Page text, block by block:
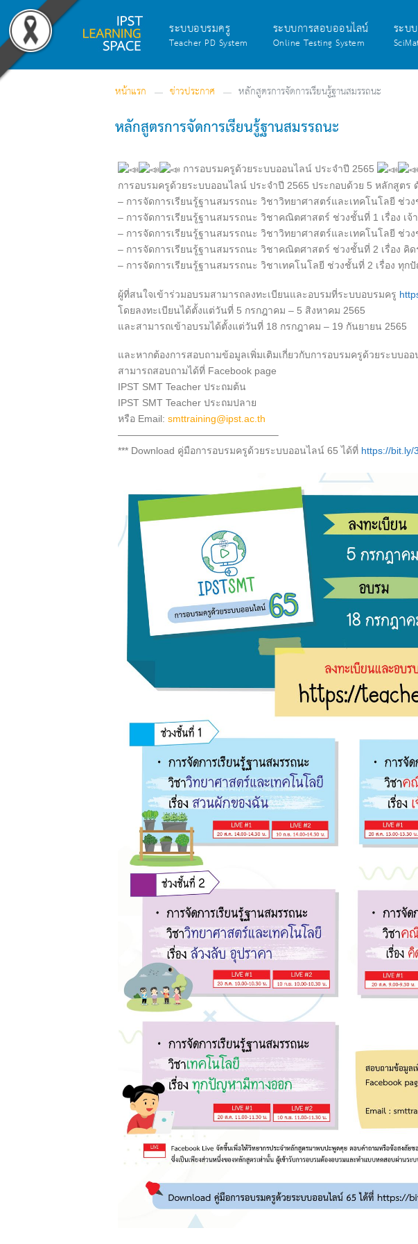
ระบบอบรมครู
Teacher PD System
ระบบการสอบออนไลน์
Online Testing System
ระบ
หน้าแรก ข่าวประกาศ หลักสูตรการจัดการเรียนรู้ฐานสมรรถนะ
หลักสูตรการจัดการเรียนรู้ฐานสมรรถนะ
การอบรมครูด้วยระบบออนไลน์ ประจำปี 2565
การอบรมครูด้วยระบบออนไลน์ ประจำปี 2565 ประกอบด้วย 5 หลักสูตร
– การจัดการเรียนรู้ฐานสมรรถนะ วิชาวิทยาศาสตร์และเทคโนโลยี ช่ว
– การจัดการเรียนรู้ฐานสมรรถนะ วิชาคณิตศาสตร์ ช่วงชั้นที่ 1 เรื่อง เจ้
– การจัดการเรียนรู้ฐานสมรรถนะ วิชาวิทยาศาสตร์และเทคโนโลยี ช่ว
– การจัดการเรียนรู้ฐานสมรรถนะ วิชาคณิตศาสตร์ ช่วงชั้นที่ 2 เรื่อง คิ
– การจัดการเรียนรู้ฐานสมรรถนะ วิชาเทคโนโลยี ช่วงชั้นที่ 2 เรื่อง ทุก
ผู้ที่สนใจเข้าร่วมอบรมสามารถลงทะเบียนและอบรมที่ระบบอบรมครู
โดยลงทะเบียนได้ตั้งแต่วันที่ 5 กรกฎาคม – 5 สิงหาคม 2565
และสามารถเข้าอบรมได้ตั้งแต่วันที่ 18 กรกฎาคม – 19 กันยายน 2565
และหากต้องการสอบถามข้อมูลเพิ่มเติมเกี่ยวกับการอบรมครูด้วยระบบอ
สามารถสอบถามได้ที่ Facebook page
IPST SMT Teacher ประถมต้น
IPST SMT Teacher ประถมปลาย
หรือ Email: smttraining@ipst.ac.th
————————————————–
*** Download คู่มือการอบรมครูด้วยระบบออนไลน์ 65 ได้ที่ https://bit.ly/